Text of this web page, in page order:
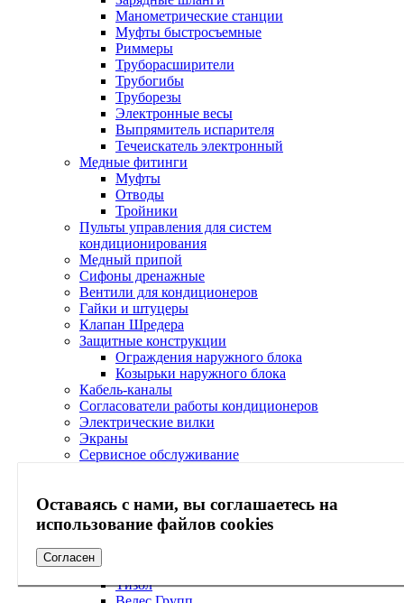
Оставаясь с нами, вы соглашаетесь на
использование файлов cookies
Согласен
Манометрические станции
Муфты быстросъемные
Риммеры
Труборасширители
Трубогибы
Труборезы
Электронные весы
Выпрямитель испарителя
Течеискатель электронный
Медные фитинги
Муфты
Отводы
Тройники
Пульты управления для систем
кондиционирования
Медный припой
Сифоны дренажные
Вентили для кондиционеров
Гайки и штуцеры
Клапан Шредера
Защитные конструкции
Ограждения наружного блока
Козырьки наружного блока
Кабель-каналы
Согласователи работы кондиционеров
Электрические вилки
Экраны
Сервисное обслуживание
Смотровые стекла
Краны шаровые
Клапаны обратные
Огнезадерживающая изоляция
Тизол